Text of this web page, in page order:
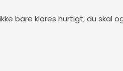
bare klares hurtigt; du